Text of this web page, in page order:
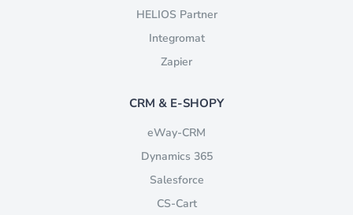
HELIOS Partner
Integromat
Zapier
CRM & E-SHOPY
eWay-CRM
Dynamics 365
Salesforce
CS-Cart